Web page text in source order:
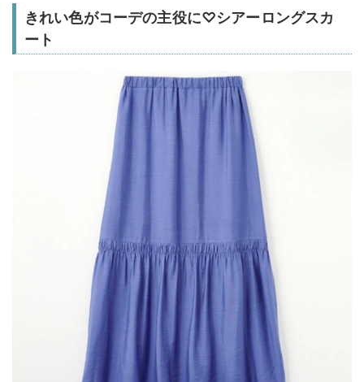
きれい色がコーデの主役に♡シアーロングスカ
ート